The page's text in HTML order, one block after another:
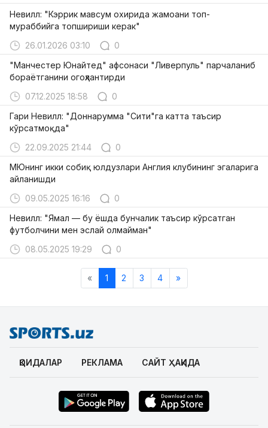
Невилл: "Кэррик мавсум охирида жамоани топ-
мураббийга топшириши керак"
26.01.2026 03:10
0
"Манчестер Юнайтед" афсонаси "Ливерпуль" парчаланиб
бораётганини огоҳлантирди
07.12.2025 18:58
0
Гари Невилл: "Доннарумма "Сити"га катта таъсир
кўрсатмоқда"
22.09.2025 21:44
0
МЮнинг икки собиқ юлдузлари Англия клубининг эгаларига
айланишди
09.05.2025 16:16
0
Невилл: "Ямал — бу ёшда бунчалик таъсир кўрсатган
футболчини мен эслай олмайман"
08.05.2025 19:29
0
« 1 2 3 4 »
ҚОИДАЛАР РЕКЛАМА САЙТ ҲАҚИДА